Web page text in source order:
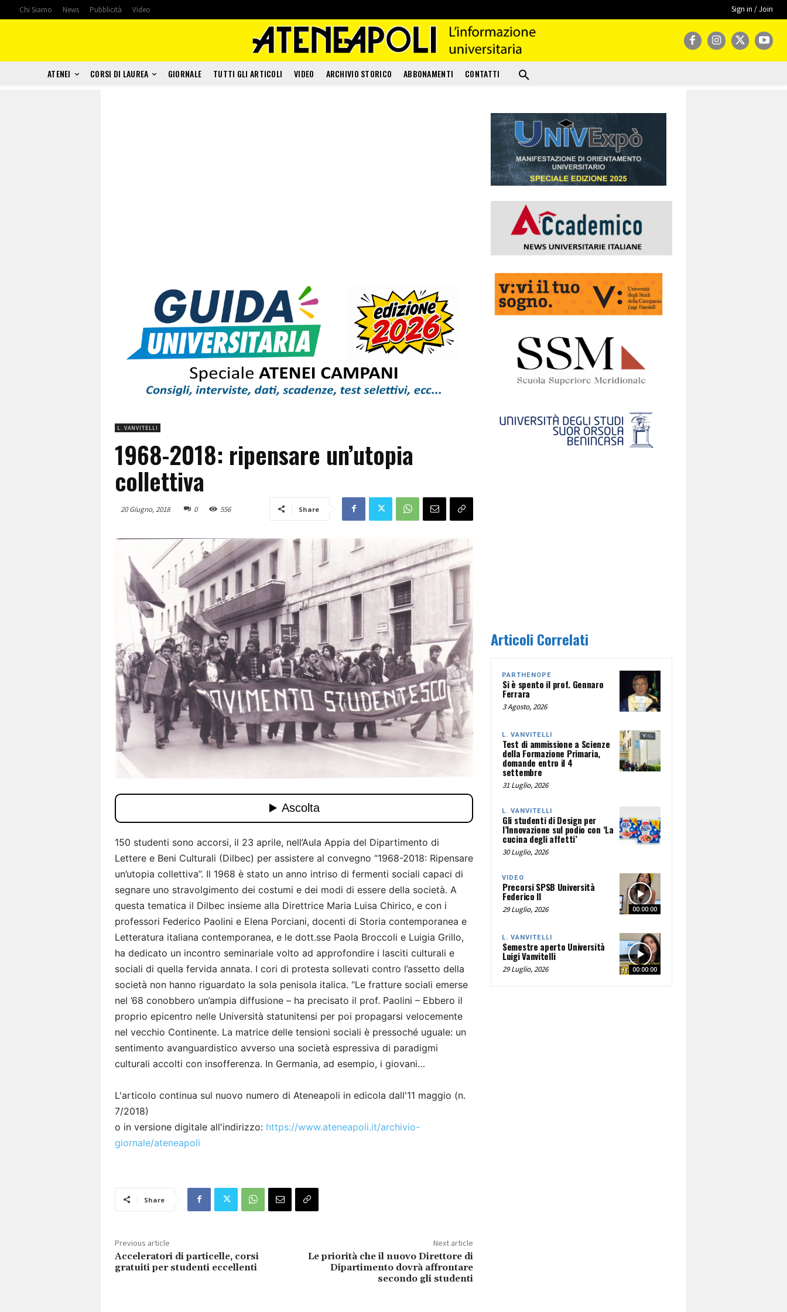
Chi Siamo News Pubblicità Video Sign in / Join
ATENEI CORSI DI LAUREA GIORNALE TUTTI GLI ARTICOLI VIDEO ARCHIVIO STORICO ABBONAMENTI CONTATTI
L. VANVITELLI
1968-2018: ripensare un’utopia
collettiva
20 Giugno, 2018 0 556 Share
150 studenti sono accorsi, il 23 aprile, nell’Aula Appia del Dipartimento di
Lettere e Beni Culturali (Dilbec) per assistere al convegno “1968-2018: Ripensare
un’utopia collettiva”. Il 1968 è stato un anno intriso di fermenti sociali capaci di
segnare uno stravolgimento dei costumi e dei modi di essere della società. A
questa tematica il Dilbec insieme alla Direttrice Maria Luisa Chirico, e con i
professori Federico Paolini e Elena Porciani, docenti di Storia contemporanea e
Letteratura italiana contemporanea, e le dott.sse Paola Broccoli e Luigia Grillo,
ha dedicato un incontro seminariale volto ad approfondire i lasciti culturali e
sociali di quella fervida annata. I cori di protesta sollevati contro l’assetto della
società non hanno riguardato la sola penisola italica. “Le fratture sociali emerse
nel ’68 conobbero un’ampia diffusione – ha precisato il prof. Paolini – Ebbero il
proprio epicentro nelle Università statunitensi per poi propagarsi velocemente
nel vecchio Continente. La matrice delle tensioni sociali è pressoché uguale: un
sentimento avanguardistico avverso una società espressiva di paradigmi
culturali accolti con insofferenza. In Germania, ad esempio, i giovani…
L'articolo continua sul nuovo numero di Ateneapoli in edicola dall'11 maggio (n.
7/2018)
o in versione digitale all'indirizzo: https://www.ateneapoli.it/archivio-
giornale/ateneapoli
Share
Previous article
Acceleratori di particelle, corsi
gratuiti per studenti eccellenti
Next article
Le priorità che il nuovo Direttore di
Dipartimento dovrà affrontare
secondo gli studenti
Articoli Correlati
PARTHENOPE
Si è spento il prof. Gennaro
Ferrara
3 Agosto, 2026
L. VANVITELLI
Test di ammissione a Scienze
della Formazione Primaria,
domande entro il 4
settembre
31 Luglio, 2026
L. VANVITELLI
Gli studenti di Design per
l’Innovazione sul podio con ‘La
cucina degli affetti’
30 Luglio, 2026
00:00:00
VIDEO
Precorsi SPSB Università
Federico II
29 Luglio, 2026
00:00:00
L. VANVITELLI
Semestre aperto Università
Luigi Vanvitelli
29 Luglio, 2026